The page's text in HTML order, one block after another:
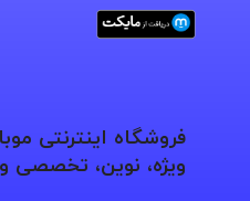
فروشگاه اینترنتی
ویژه، نوین، تخصصی